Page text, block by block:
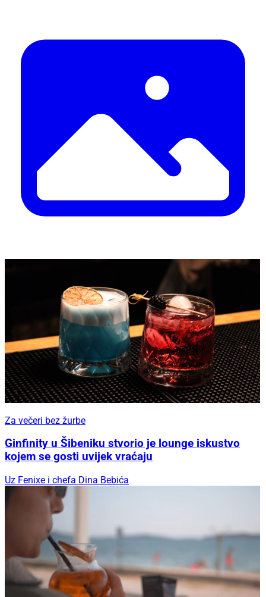
Za večeri bez žurbe
Ginfinity u Šibeniku stvorio je lounge iskustvo
kojem se gosti uvijek vraćaju
Uz Fenixe i chefa Dina Bebića